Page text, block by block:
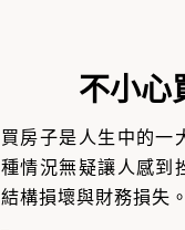
不小心
買房子是人生中的一
種情況無疑讓人感到
結構損壞與財務損失。